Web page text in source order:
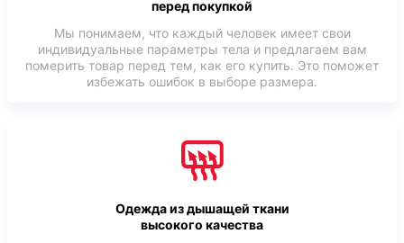
перед покупкой
Мы понимаем, что каждый человек имеет свои
индивидуальные параметры тела и предлагаем вам
померить товар перед тем, как его купить. Это поможет
избежать ошибок в выборе размера.
Одежда из дышащей ткани
высокого качества